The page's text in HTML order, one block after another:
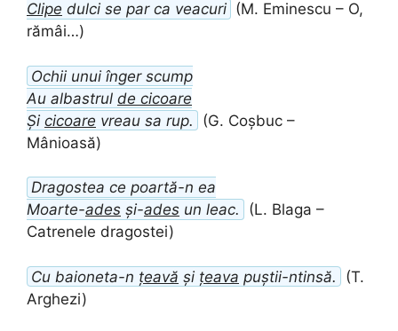
Clipe dulci se par ca veacuri (M. Eminescu – O,
rămâi…)
Ochii unui înger scump
Au albastrul de cicoare
Și cicoare vreau sa rup.
(G. Coșbuc –
Mânioasă)
Dragostea ce poartă-n ea
Moarte-ades și-ades un leac.
(L. Blaga –
Catrenele dragostei)
Cu baioneta-n țeavă și țeava puștii-ntinsă.
(T.
Arghezi)